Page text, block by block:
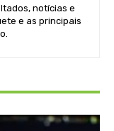
notícias e
e as principais